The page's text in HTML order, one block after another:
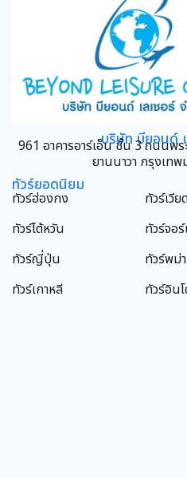
บริษัท บียอนด์
961 อาคารอาร์เอ็น ชั้น 3 ถนนพร
ยานนาวา กรุงเท
ทัวร์ยอดนิยม
ทัวร์ฮ่องกง
ทัวร์ไต้หวัน
ทัวร์ญี่ปุ่น
ทัวร์เกาหลี
ทัวร์เวี
ทัวร์จอร์
ทัวร์พม่า
ทัวร์อิน